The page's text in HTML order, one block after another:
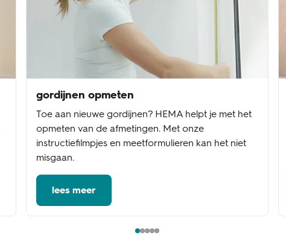
gordijnen opmeten
Toe aan nieuwe gordijnen? HEMA helpt je met het
opmeten van de afmetingen. Met onze
instructiefilmpjes en meetformulieren kan het niet
misgaan.
lees meer